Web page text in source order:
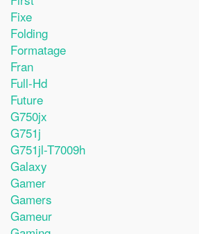
Fixe
Folding
Formatage
Fran
Full-Hd
Future
G750jx
G751j
G751jl-T7009h
Galaxy
Gamer
Gamers
Gameur